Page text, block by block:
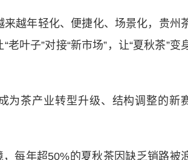
越年轻化、便捷化、场景化，贵州
叶子”对接“新市场”，让“夏秋茶”变
茶产业转型升级、结构调整的新
每年超50%的夏秋茶因缺乏销路被